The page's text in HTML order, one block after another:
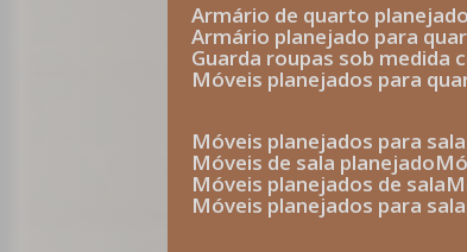
armário de quarto planejado
armário planejado para
guarda roupas sob medida
móveis planejados para
móveis planejados para
móveis de sala planejado
móveis planejados de sala
móveis planejados para